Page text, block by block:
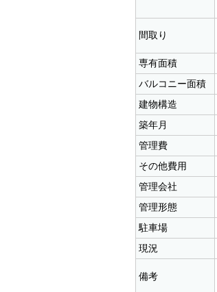
間取り
専有面積
バルコニー面積
建物構造
築年月
管理費
その他費用
管理会社
管理形態
駐車場
現況
備考